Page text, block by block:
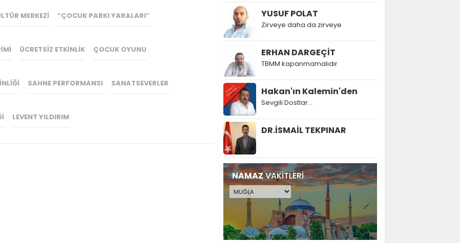
MERKEZI “ÇOCUK PARKI YARALARI”
ÜCRETSIZ ETKINLIK ÇOCUK OYUNU
SAHNE PERFORMANSI SANATSEVERLER
LEVENT YILDIRIM
YUSUF POLAT
Zirveye daha da zirveye
ERHAN DARGEÇİT
TBMM kapanmamalıdır
Hakan'ın Kalemin'den
Sevgili Dostlar...
DR.İSMAİL TEKPINAR
NAMAZVAKİTLERİ